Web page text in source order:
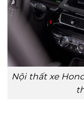
Nội thất xe